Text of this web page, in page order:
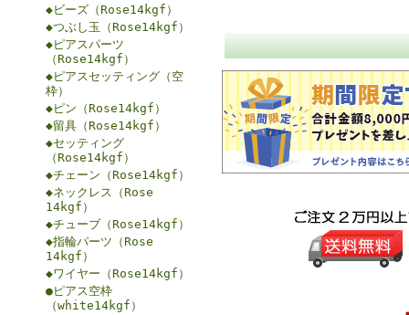
◆ビーズ（Rose14kgf）
◆つぶし玉（Rose14kgf）
◆ピアスパーツ
（Rose14kgf）
◆ピアスセッティング（空
枠）
◆ピン（Rose14kgf）
◆留具（Rose14kgf）
◆セッティング
（Rose14kgf）
◆チェーン（Rose14kgf）
◆ネックレス（Rose
14kgf）
◆チューブ（Rose14kgf）
◆指輪パーツ（Rose
14kgf）
◆ワイヤー（Rose14kgf）
●ピアス空枠
（white14kgf）